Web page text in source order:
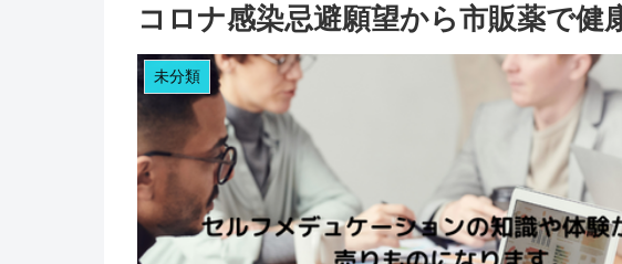
コロナ感染忌避願望から市販薬で健
未分類